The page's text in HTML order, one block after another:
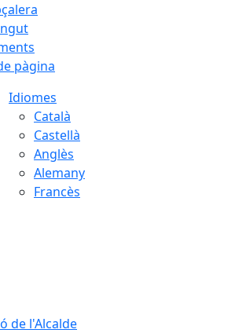
pàgina
Idiomes
Català
Castellà
Anglès
Alemany
Francès
de l'Alcalde